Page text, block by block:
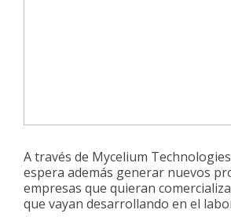
A través de Mycelium
espera además generar nuevos
empresas que quieran
que vayan desarrollando en el